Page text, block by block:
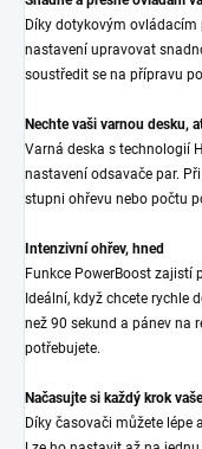
Díky dotykovým ovládacím
nastavení upravovat
soustředit se na přípravu
Nechte vaši varnou desku,
Varná deska s technologií
nastavení odsavače par.
stupni ohřevu nebo počtu
Intenzivní ohřev, hned
Funkce PowerBoost zajistí
Ideální, když chcete rychle
než 90 sekund a pánev na
potřebujete.
Načasujte si každý krok
Díky časovači můžete